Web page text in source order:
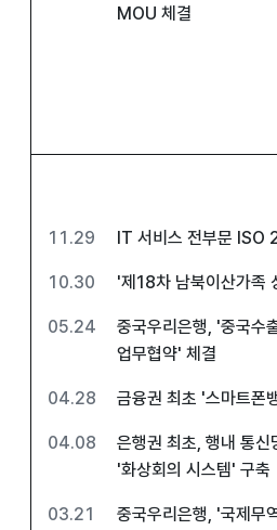
MOU 체결
11.29 IT 서비스 전부문
10.30 '제18차 남북이산가족
05.24
중국우리은행, '중국수
업무협약' 체결
04.28 금융권 최초 '스마트폰
04.08
은행권 최초, 행내 통신
'화상회의 시스템' 구축
03.21
중국우리은행, '국제무